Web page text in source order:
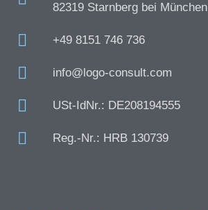
82319 Starnberg bei München
+49 8151 746 736
info@logo-consult.com
USt-IdNr.: DE208194555
Reg.-Nr.: HRB 130739